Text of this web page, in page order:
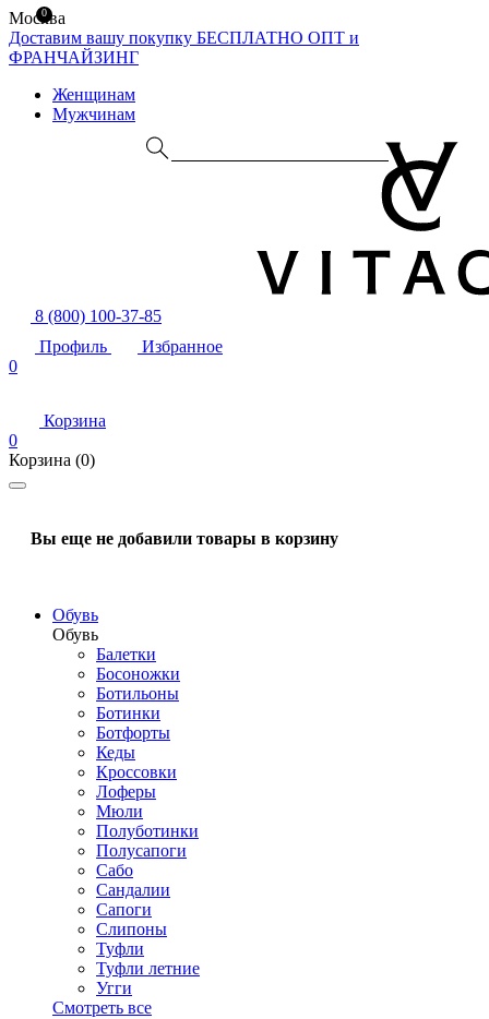
Москва
Доставим вашу покупку БЕСПЛАТНО ОПТ и
ФРАНЧАЙЗИНГ
Женщинам
Мужчинам
8 (800) 100-37-85
Профиль
Избранное
0
Корзина
0
Корзина (0)
Вы еще не добавили товары в корзину
Обувь
Обувь
Балетки
Босоножки
Ботильоны
Ботинки
Ботфорты
Кеды
Кроссовки
Лоферы
Мюли
Полуботинки
Полусапоги
Сабо
Сандалии
Сапоги
Слипоны
Туфли
Туфли летние
Угги
Смотреть все
0